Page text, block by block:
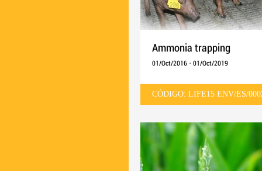
Ammonia trapping
01/Oct/2016 - 01/Oct/2019
CÓDIGO: LIFE15 ENV/ES/